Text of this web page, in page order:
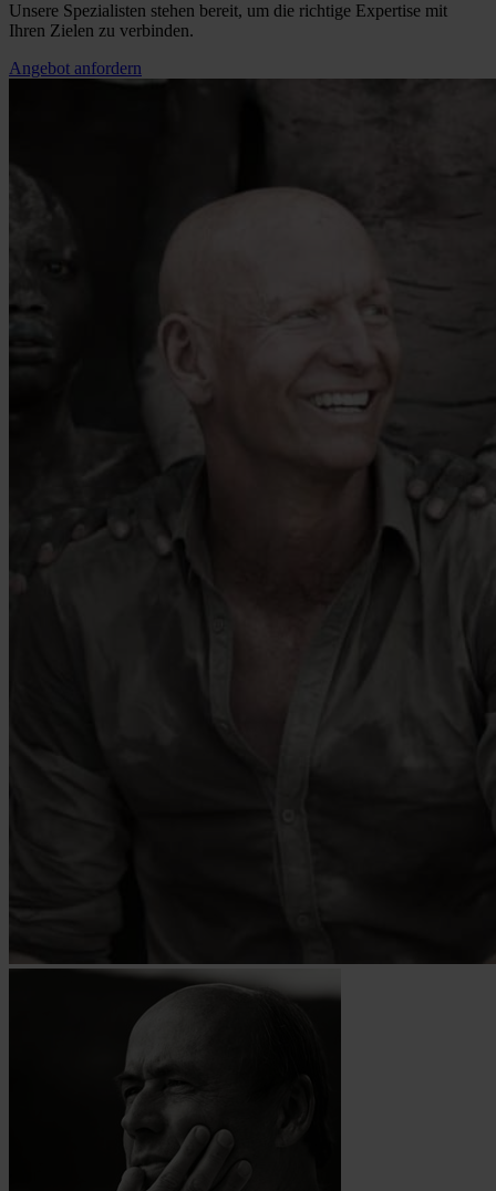
Unsere Spezialisten stehen bereit, um die richtige Expertise mit
Ihren Zielen zu verbinden.
Angebot anfordern